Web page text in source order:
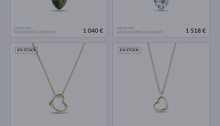
OR BLANC
MOLDAVITE & DIAMANT
1 040 €
OR BLANC
AIGUE-MARINE & DIAMANT
1 518 €
EN STOCK EN STOCK